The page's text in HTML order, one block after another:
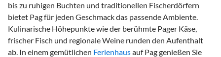
bis zu ruhigen Buchten und traditionellen Fischerdörfern
bietet Pag für jeden Geschmack das passende Ambiente.
Kulinarische Höhepunkte wie der berühmte Pager Käse,
frischer Fisch und regionale Weine runden den Aufenthalt
ab. In einem gemütlichen Ferienhausauf Pag genießen Sie